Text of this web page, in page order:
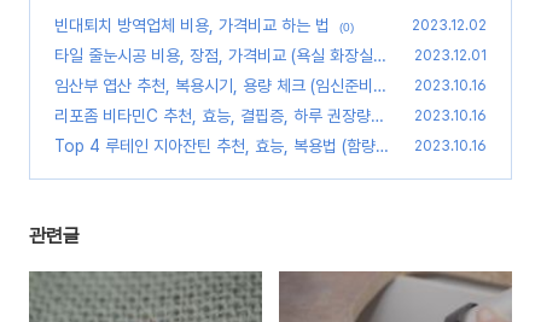
빈대퇴치 방역업체 비용, 가격비교 하는 법 (0) 2023.12.02
타일 줄눈시공 비용, 장점, 가격비교 (욕실 화장실)
(0)
2023.12.01
임산부 엽산 추천, 복용시기, 용량 체크 (임신준비
활성엽산)
(0)
2023.10.16
리포좀 비타민C 추천, 효능, 결핍증, 하루 권장량
(리포좀 뜻, 메가도스 차이점)
(0)
2023.10.16
Top 4 루테인 지아잔틴 추천, 효능, 복용법 (함량
2023.10.16
관련글